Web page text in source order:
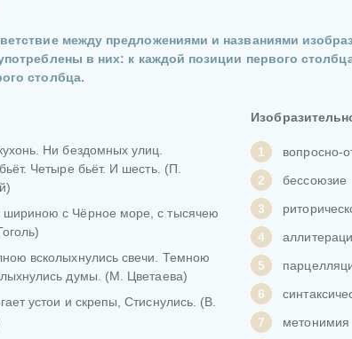
между предложениями и названиями
в них: к каждой позиции первого
столбца.
Ни бездомных улиц.
Четыре бьёт. И шесть. (П.
с Чёрное море, с тысячею
всколыхнулись свечи. Темною
думы. (М. Цветаева)
устои и скрепы, Стиснулись. (В.
1
вопросно-
2
бессоюзие
3
4
5
6
7
метонимия